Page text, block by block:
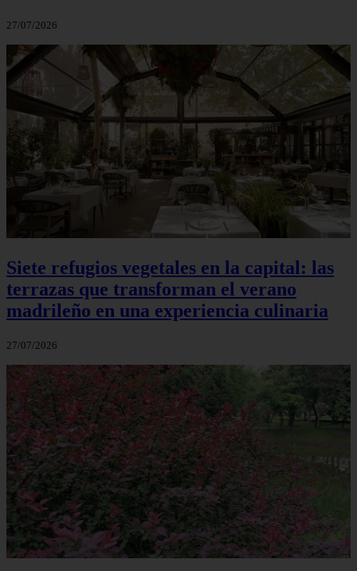
27/07/2026
Siete refugios vegetales en la capital: las
terrazas que transforman el verano
madrileño en una experiencia culinaria
27/07/2026